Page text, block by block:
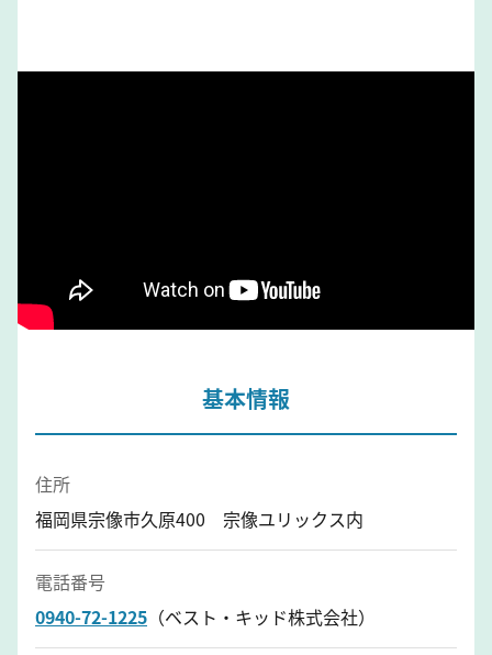
基本情報
住所
福岡県宗像市久原400 宗像ユリックス内
電話番号
0940-72-1225 （ベスト・キッド株式会社）